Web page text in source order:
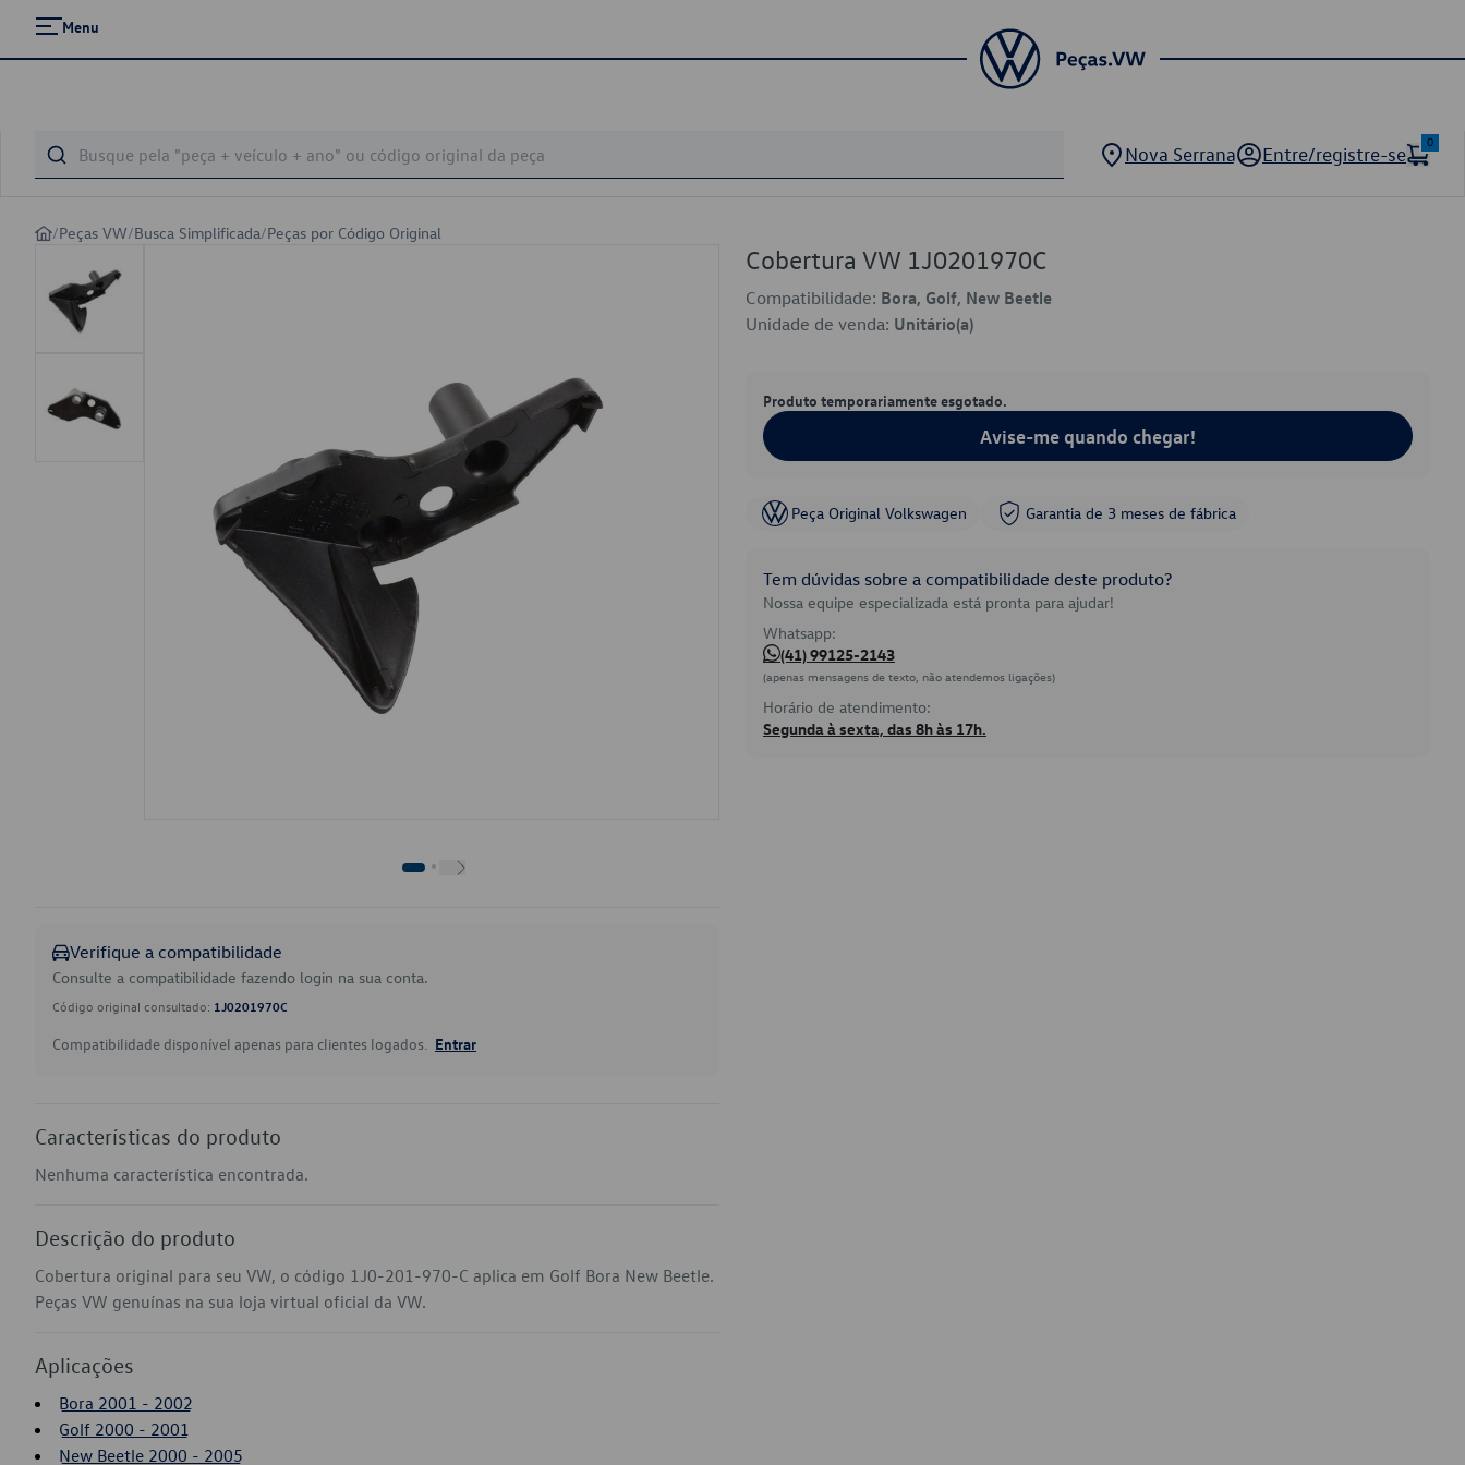
Menu
Nova Serrana Entre/registre-se
0
/Peças VW/Busca Simplificada/Peças por Código Original
Verifique a compatibilidade
Consulte a compatibilidade fazendo login na sua conta.
Código original consultado: 1J0201970C
Compatibilidade disponível apenas para clientes logados. Entrar
Características do produto
Nenhuma característica encontrada.
Descrição do produto
Cobertura original para seu VW, o código 1J0-201-970-C aplica em Golf Bora New Beetle.
Peças VW genuínas na sua loja virtual oficial da VW.
Aplicações
Bora 2001 - 2002
Golf 2000 - 2001
New Beetle 2000 - 2005
Cobertura VW 1J0201970C
Compatibilidade: Bora, Golf, New Beetle
Unidade de venda: Unitário(a)
Produto temporariamente esgotado.
Avise-me quando chegar!
Peça Original Volkswagen Garantia de 3 meses de fábrica
Tem dúvidas sobre a compatibilidade deste produto?
Nossa equipe especializada está pronta para ajudar!
Whatsapp:
(41) 99125-2143
(apenas mensagens de texto, não atendemos ligações)
Horário de atendimento:
Segunda à sexta, das 8h às 17h.